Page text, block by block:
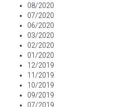
08/2020
07/2020
06/2020
03/2020
02/2020
01/2020
12/2019
11/2019
10/2019
09/2019
07/2019